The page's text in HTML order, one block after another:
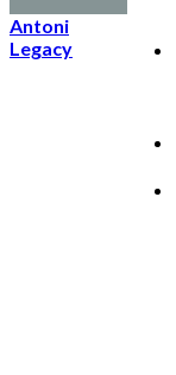
Antoni
Legacy